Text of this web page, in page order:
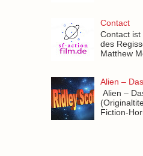
Contact
Contact
des
Matthew
Alien –
Alien –
Fiction-